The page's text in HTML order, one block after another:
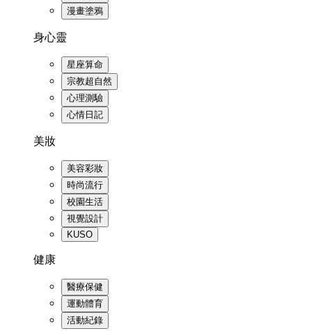
漫畫塗鴉
身心靈
星座算命
宗教超自然
心理測驗
心情日記
美妝
美容彩妝
時尚流行
校園生活
視覺設計
KUSO
健康
醫療保健
運動體育
活動紀錄